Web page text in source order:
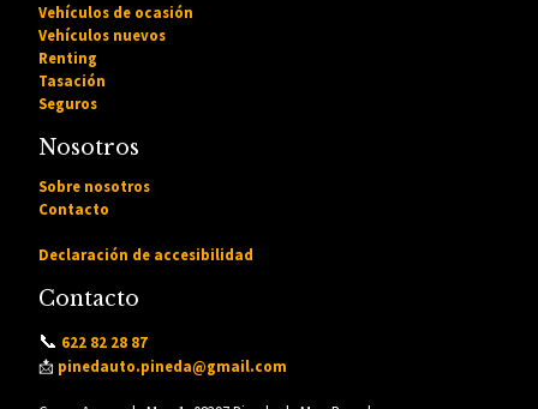
Vehículos de ocasión
Vehículos nuevos
Renting
Tasación
Seguros
Nosotros
Sobre nosotros
Contacto
Declaración de accesibilidad
Contacto
📞 622 82 28 87
📩 pinedauto.pineda@gmail.com